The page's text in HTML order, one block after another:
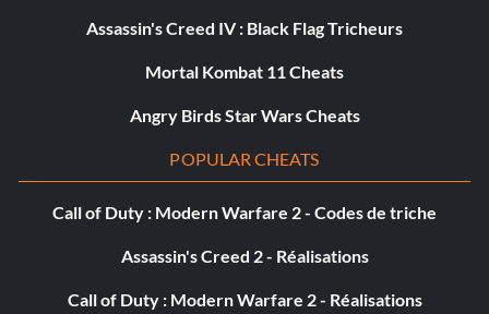
Assassin's Creed IV : Black Flag Tricheurs
Mortal Kombat 11 Cheats
Angry Birds Star Wars Cheats
POPULAR CHEATS
Call of Duty : Modern Warfare 2 - Codes de triche
Assassin's Creed 2 - Réalisations
Call of Duty : Modern Warfare 2 - Réalisations